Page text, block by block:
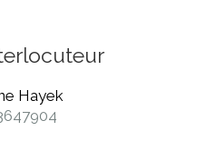
Hayek